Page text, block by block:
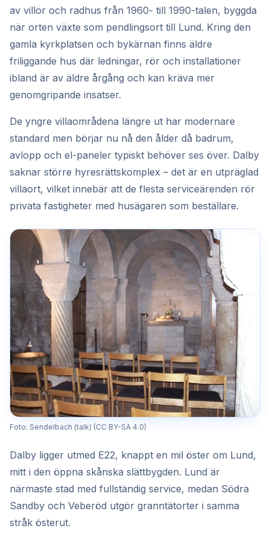
av villor och radhus från 1960- till 1990-talen, byggda
när orten växte som pendlingsort till Lund. Kring den
gamla kyrkplatsen och bykärnan finns äldre
friliggande hus där ledningar, rör och installationer
ibland är av äldre årgång och kan kräva mer
genomgripande insatser.
De yngre villaområdena längre ut har modernare
standard men börjar nu nå den ålder då badrum,
avlopp och el-paneler typiskt behöver ses över. Dalby
saknar större hyresrättskomplex – det är en utpräglad
villaort, vilket innebär att de flesta serviceärenden rör
privata fastigheter med husägaren som beställare.
Foto: Sendelbach (talk) (CC BY-SA 4.0)
Dalby ligger utmed E22, knappt en mil öster om Lund,
mitt i den öppna skånska slättbygden. Lund är
närmaste stad med fullständig service, medan Södra
Sandby och Veberöd utgör granntätorter i samma
stråk österut.